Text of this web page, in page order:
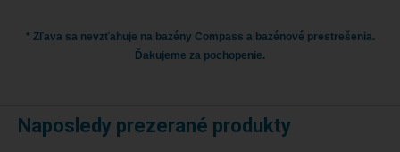
* Zľava sa nevzťahuje na bazény Compass a bazénové prestrešenia.
Ďakujeme za pochopenie.
Naposledy prezerané produkty